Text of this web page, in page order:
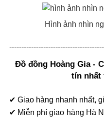
Hình ảnh nhìn
Đồ đồng Hoàng Gia -
tín nhất
✔ Giao hàng nhanh nhất,
✔ Miễn phí giao hàng Hà